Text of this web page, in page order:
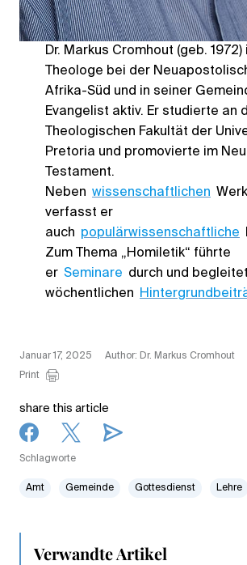
Dr. Markus Cromhout (geb. 1972)
Theologe bei der
Afrika-Süd und in seiner
Evangelist aktiv. Er studierte an
Theologischen Fakultät der
Pretoria und promovierte im
Testament.
Neben wissenschaftlichen
verfasst er
auch populärwissenschaftliche
Zum Thema „Homiletik“ führte
er Seminare durch und
wöchentlichen
Januar 17, 2025
Author: Dr. Markus Cromhout
Print
share this article
Schlagworte
Amt Gemeinde Gottesdienst Lehre
Verwandte Artikel